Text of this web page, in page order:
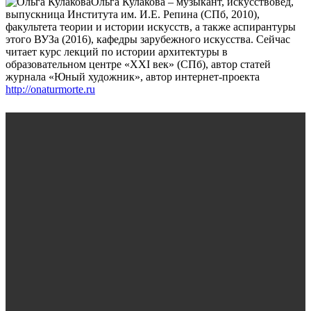
выпускница Института им. И.Е. Репина (СПб, 2010),
факультета теории и истории искусств, а также аспирантуры
этого ВУЗа (2016), кафедры зарубежного искусства. Сейчас
читает курс лекций по истории архитектуры в
образовательном центре «XXI век» (СПб), автор статей
журнала «Юный художник», автор интернет-проекта
http://onaturmorte.ru